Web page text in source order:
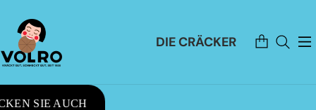
DIE CRÄCKER Artikel
im
Warenkorb
SIE AUCH